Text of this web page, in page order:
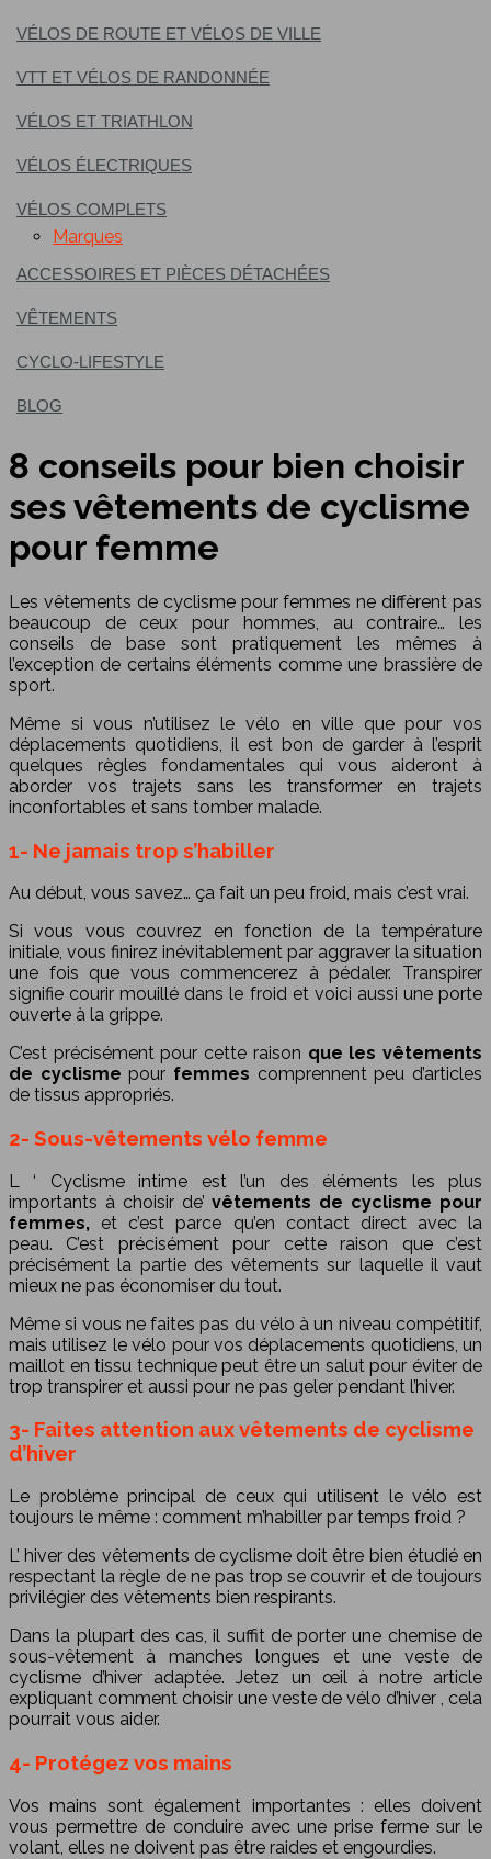
VÉLOS DE ROUTE ET VÉLOS DE VILLE
VTT ET VÉLOS DE RANDONNÉE
VÉLOS ET TRIATHLON
VÉLOS ÉLECTRIQUES
VÉLOS COMPLETS
Marques
ACCESSOIRES ET PIÈCES DÉTACHÉES
VÊTEMENTS
CYCLO-LIFESTYLE
BLOG
8 conseils pour bien choisir
ses vêtements de cyclisme
pour femme
Les vêtements de cyclisme pour femmes ne diffèrent pas
beaucoup de ceux pour hommes, au contraire… les
conseils de base sont pratiquement les mêmes à
l’exception de certains éléments comme une brassière de
sport.
Même si vous n’utilisez le vélo en ville que pour vos
déplacements quotidiens, il est bon de garder à l’esprit
quelques règles fondamentales qui vous aideront à
aborder vos trajets sans les transformer en trajets
inconfortables et sans tomber malade.
1- Ne jamais trop s’habiller
Au début, vous savez… ça fait un peu froid, mais c’est vrai.
Si vous vous couvrez en fonction de la température
initiale, vous finirez inévitablement par aggraver la situation
une fois que vous commencerez à pédaler. Transpirer
signifie courir mouillé dans le froid et voici aussi une porte
ouverte à la grippe.
C’est précisément pour cette raison que les vêtements
de cyclisme pour femmes comprennent peu d’articles
de tissus appropriés.
2- Sous-vêtements vélo femme
L ‘ Cyclisme intime est l’un des éléments les plus
importants à choisir de’vêtements de cyclisme pour
femmes, et c’est parce qu’en contact direct avec la
peau. C’est précisément pour cette raison que c’est
précisément la partie des vêtements sur laquelle il vaut
mieux ne pas économiser du tout.
Même si vous ne faites pas du vélo à un niveau compétitif,
mais utilisez le vélo pour vos déplacements quotidiens, un
maillot en tissu technique peut être un salut pour éviter de
trop transpirer et aussi pour ne pas geler pendant l’hiver.
3- Faites attention aux vêtements de cyclisme
d’hiver
Le problème principal de ceux qui utilisent le vélo est
toujours le même : comment m’habiller par temps froid ?
L’ hiver des vêtements de cyclisme doit être bien étudié en
respectant la règle de ne pas trop se couvrir et de toujours
privilégier des vêtements bien respirants.
Dans la plupart des cas, il suffit de porter une chemise de
sous-vêtement à manches longues et une veste de
cyclisme d’hiver adaptée. Jetez un œil à notre article
expliquant comment choisir une veste de vélo d’hiver , cela
pourrait vous aider.
4- Protégez vos mains
Vos mains sont également importantes : elles doivent
vous permettre de conduire avec une prise ferme sur le
volant, elles ne doivent pas être raides et engourdies.